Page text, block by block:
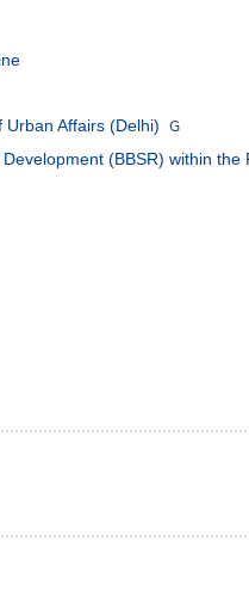
Urban Affairs (Delhi)
(BBSR) within